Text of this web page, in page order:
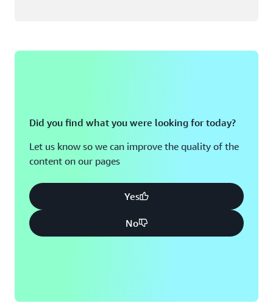
Did you find what you were looking for today?
Let us know so we can improve the quality of the
content on our pages
Yes
No